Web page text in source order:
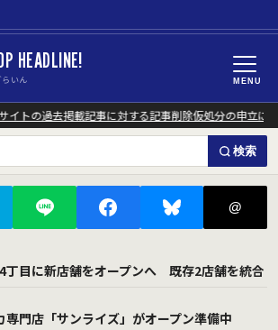
HEADLINE!
いん MENU
トの過去掲載記事に対する記事削除仮処分の申立につ
検索
@
丁目に新店舗をオープンへ 既存2店舗を統合
門店「サンライズ」がオープン準備中